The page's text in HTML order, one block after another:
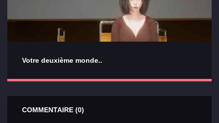
Votre deuxième monde..
COMMENTAIRE (0)